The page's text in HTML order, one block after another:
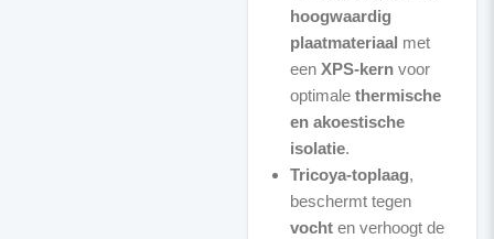
hoogwaardig
plaatmateriaal met
een XPS-kernvoor
optimale thermische
en akoestische
isolatie.
Tricoya-toplaag,
beschermt tegen
vochten verhoogt de